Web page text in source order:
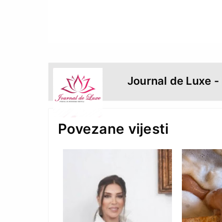
Journal de Luxe
Povezane vijesti